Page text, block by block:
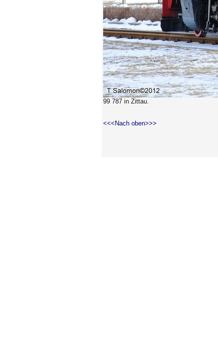
99 787 in Zittau.
<<<Nach oben>>>